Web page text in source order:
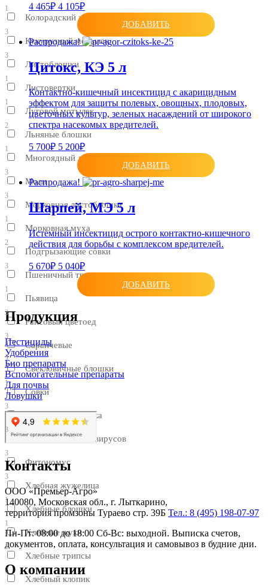
1
Колорадский жук
3
Кукурузный мотылек
3
Листоблошки
1
Листовертки
1
Луговой мотылек
2
Льняные блошки
1
Многоядный листоед
3
Моли
3
Морковная листоблошка
1
Морковная муха
2
Подгрызающие совки
3
Пшеничный трипс
1
Пьявица
3
Рапсовый цветоед
3
Саранчевые
3
Свекловичные блошки
1
Совки
3
Соевая плодожорка
3
Тли-переносчики вирусов
3
Фитономус
3
Хлебная жужелица
1
Хлебные блошки
1
Хлебные жуки
1
Хлебные трипсы
2
Хлебный клопик
4 465₽ 4 105₽
ДОБАВИТЬ
Распродажа!
Цитокс, КЭ 5 л
Контактно-кишечный инсектицид с акарицидным
эффектом для защиты полевых, овощных, плодовых,
цветочных культур, зеленых насаждений от широкого
спектра насекомых вредителей.
5 700₽ 5 200₽
ДОБАВИТЬ
Распродажа!
Шарпей, МЭ 5 л
Истемный инсектицид острого контактно-кишечного
действия для борьбы с комплексом вредителей.
5 670₽ 5 040₽
ДОБАВИТЬ
Продукция
Пестициды
Удобрения
Био препараты
Вспомогательные препараты
Для почвы
Ловушки
Контакты
ООО «Премьер-Агро»
140080, Московская обл., г. Лыткарино,
территория промзоны Тураево стр. 39Б Тел.: 8 (495) 198-07-97
Пн-Пт: 08:00 до 18:00 Сб-Вс: выходной. Выписка счетов,
документов, оплата, консультация и самовывоз в будние дни.
О компании